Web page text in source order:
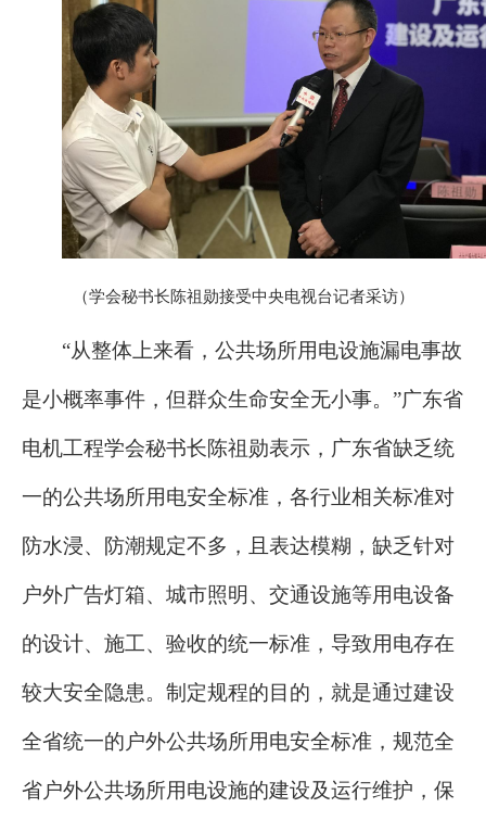
（学会秘书长陈祖勋接受中央电视台记者采访）
“从整体上来看，公共场所用电设施漏电事故
是小概率事件，但群众生命安全无小事。”广东省
电机工程学会秘书长陈祖勋表示，广东省缺乏统
一的公共场所用电安全标准，各行业相关标准对
防水浸、防潮规定不多，且表达模糊，缺乏针对
户外广告灯箱、城市照明、交通设施等用电设备
的设计、施工、验收的统一标准，导致用电存在
较大安全隐患。制定规程的目的，就是通过建设
全省统一的户外公共场所用电安全标准，规范全
省户外公共场所用电设施的建设及运行维护，保